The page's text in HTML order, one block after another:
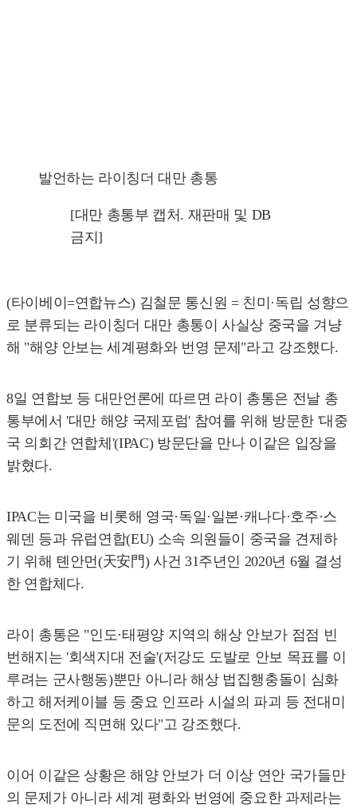
발언하는 라이칭더 대만 총통
[대만 총통부 캡처. 재판매 및 DB
금지]
(타이베이=연합뉴스) 김철문 통신원 = 친미·독립 성향으
로 분류되는 라이칭더 대만 총통이 사실상 중국을 겨냥
해 "해양 안보는 세계평화와 번영 문제"라고 강조했다.
8일 연합보 등 대만언론에 따르면 라이 총통은 전날 총
통부에서 '대만 해양 국제포럼' 참여를 위해 방문한 '대중
국 의회간 연합체'(IPAC) 방문단을 만나 이같은 입장을
밝혔다.
IPAC는 미국을 비롯해 영국·독일·일본·캐나다·호주·스
웨덴 등과 유럽연합(EU) 소속 의원들이 중국을 견제하
기 위해 톈안먼(天安門) 사건 31주년인 2020년 6월 결성
한 연합체다.
라이 총통은 "인도·태평양 지역의 해상 안보가 점점 빈
번해지는 '회색지대 전술'(저강도 도발로 안보 목표를 이
루려는 군사행동)뿐만 아니라 해상 법집행충돌이 심화
하고 해저케이블 등 중요 인프라 시설의 파괴 등 전대미
문의 도전에 직면해 있다"고 강조했다.
이어 이같은 상황은 해양 안보가 더 이상 연안 국가들만
의 문제가 아니라 세계 평화와 번영에 중요한 과제라는